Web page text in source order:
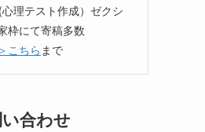
理テスト作成）ゼクシ
枠にて寄稿多数
＞こちら まで
い合わせ